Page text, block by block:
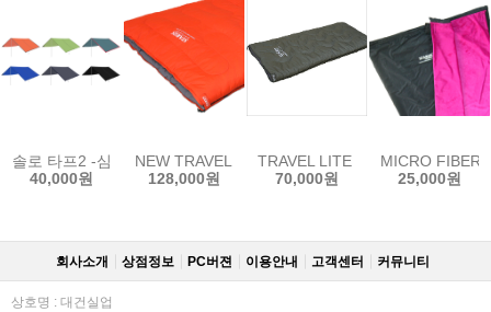
솔로 타프2 -심지장착가능
40,000원
NEW TRAVEL LITE 350(트레블라이트 350 침낭)
128,000원
TRAVEL LITE 300
70,000원
MICRO
25,000원
회사소개 상점정보 PC버젼 이용안내 고객센터 커뮤니티
상호명 : 대건실업